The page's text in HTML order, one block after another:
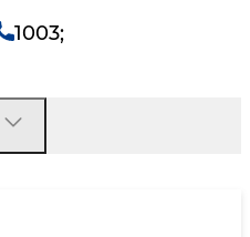
1003;